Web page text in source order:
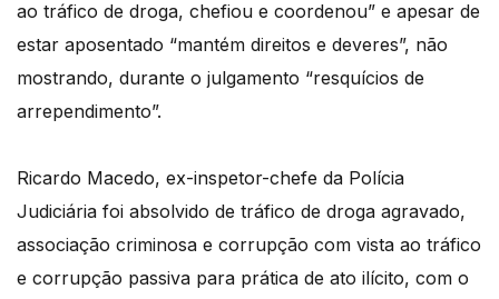
ao tráfico de droga, chefiou e coordenou” e apesar de
estar aposentado “mantém direitos e deveres”, não
mostrando, durante o julgamento “resquícios de
arrependimento”.
Ricardo Macedo, ex-inspetor-chefe da Polícia
Judiciária foi absolvido de tráfico de droga agravado,
associação criminosa e corrupção com vista ao tráfico
e corrupção passiva para prática de ato ilícito, com o